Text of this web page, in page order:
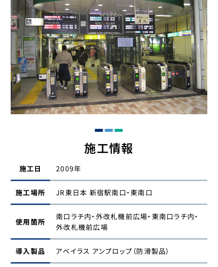
施工情報
施工日 2009年
施工場所 JR東日本 新宿駅南口・東南口
使用箇所
南口ラチ内・外改札機前広場・東南口ラチ内・
外改札機前広場
導入製品 アベイラス アンプロップ（防滑製品）